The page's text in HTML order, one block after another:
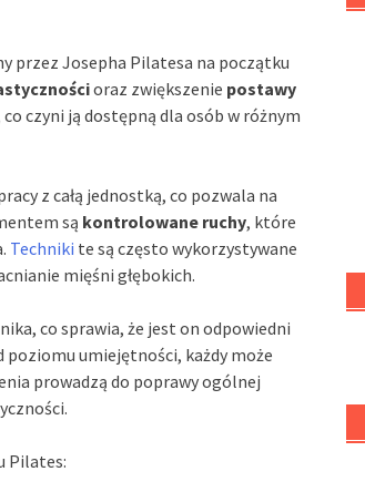
przez Josepha Pilatesa na początku
oraz zwiększenie postawy
czyni ją dostępną dla osób w różnym
z całą jednostką, co pozwala na
są kontrolowane ruchy, które
Techniki te są często wykorzystywane
mięśni głębokich.
co sprawia, że jest on odpowiedni
poziomu umiejętności, każdy może
prowadzą do poprawy ogólnej
Pilates: